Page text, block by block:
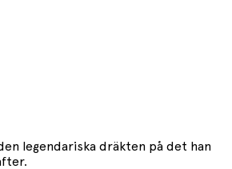
legendariska dräkten på det han